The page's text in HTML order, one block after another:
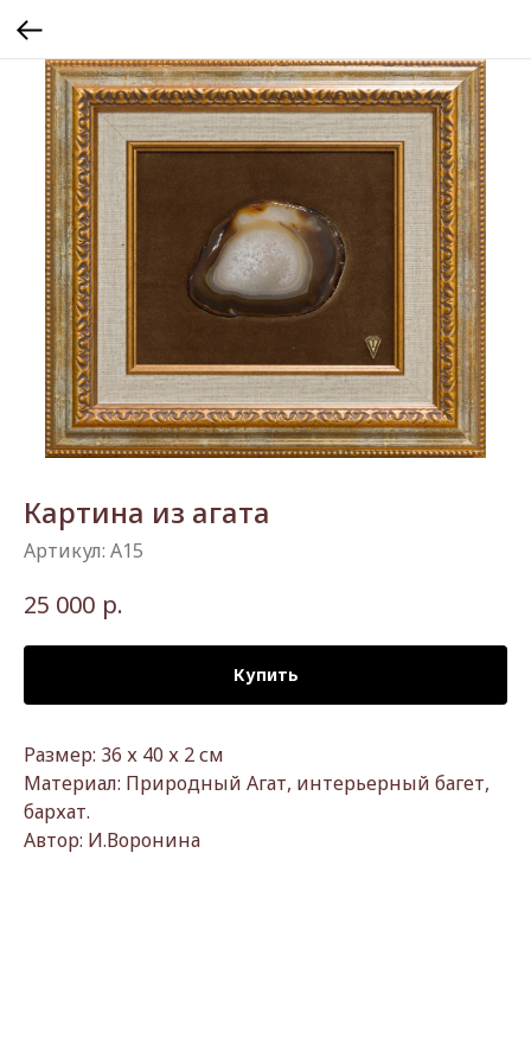
Картина из агата
Артикул: А15
25 000 р.
Купить
Размер: 36 х 40 х 2 см
Материал: Природный Агат, интерьерный багет,
бархат.
Автор: И.Воронина